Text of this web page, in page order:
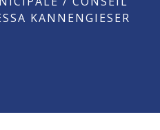
KANNENGIESER